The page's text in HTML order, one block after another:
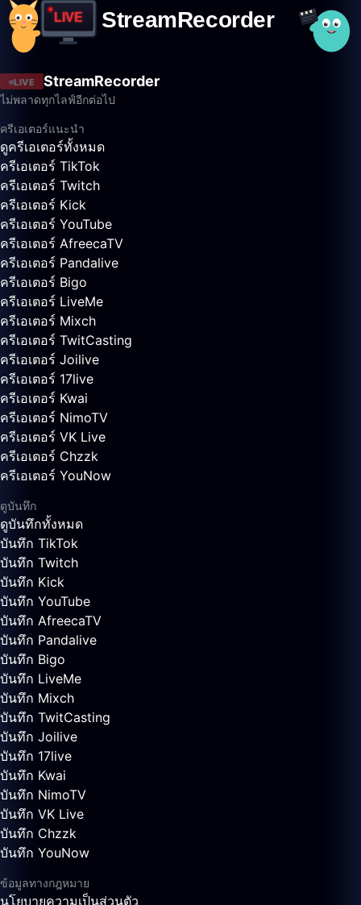
LIVE StreamRecorder
ไม่พลาดทุกไลฟ์อีกต่อไป
ครีเอเตอร์แนะนำ
ดูครีเอเตอร์ทั้งหมด
ครีเอเตอร์ TikTok
ครีเอเตอร์ Twitch
ครีเอเตอร์ Kick
ครีเอเตอร์ YouTube
ครีเอเตอร์ AfreecaTV
ครีเอเตอร์ Pandalive
ครีเอเตอร์ Bigo
ครีเอเตอร์ LiveMe
ครีเอเตอร์ Mixch
ครีเอเตอร์ TwitCasting
ครีเอเตอร์ Joilive
ครีเอเตอร์ 17live
ครีเอเตอร์ Kwai
ครีเอเตอร์ NimoTV
ครีเอเตอร์ VK Live
ครีเอเตอร์ Chzzk
ครีเอเตอร์ YouNow
ดูบันทึก
ดูบันทึกทั้งหมด
บันทึก TikTok
บันทึก Twitch
บันทึก Kick
บันทึก YouTube
บันทึก AfreecaTV
บันทึก Pandalive
บันทึก Bigo
บันทึก LiveMe
บันทึก Mixch
บันทึก TwitCasting
บันทึก Joilive
บันทึก 17live
บันทึก Kwai
บันทึก NimoTV
บันทึก VK Live
บันทึก Chzzk
บันทึก YouNow
ข้อมูลทางกฎหมาย
นโยบายความเป็นส่วนตัว